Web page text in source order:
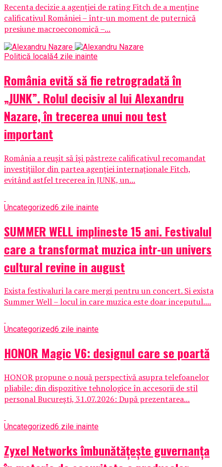
Recenta decizie a agenției de rating Fitch de a menține
calificativul României – într-un moment de puternică
presiune macroeconomică –...
Politică locală4 zile inainte
România evită să fie retrogradată în
„JUNK”. Rolul decisiv al lui Alexandru
Nazare, în trecerea unui nou test
important
România a reușit să își păstreze calificativul recomandat
investițiilor din partea agenției internaționale Fitch,
evitând astfel trecerea în JUNK, un...
Uncategorized6 zile inainte
SUMMER WELL implineste 15 ani. Festivalul
care a transformat muzica intr-un univers
cultural revine in august
Exista festivaluri la care mergi pentru un concert. Si exista
Summer Well – locul in care muzica este doar inceputul....
Uncategorized6 zile inainte
HONOR Magic V6: designul care se poartă
HONOR propune o nouă perspectivă asupra telefoanelor
pliabile: din dispozitive tehnologice în accesorii de stil
personal București, 31.07.2026: După prezentarea...
Uncategorized6 zile inainte
Zyxel Networks îmbunătățește guvernanța